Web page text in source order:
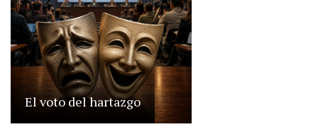
El voto del hartazgo